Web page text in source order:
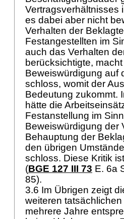
Vertragsverhältnisses
es dabei aber nicht
Verhalten der
Festangestellten im
auch das Verhalten
berücksichtigte,
Beweiswürdigung auf
schloss, womit der
Bedeutung zukommt.
hätte die
Festanstellung im
Beweiswürdigung der
Behauptung der
den übrigen
schloss. Diese Kritik
(BGE 127 III 73 E. 6a
85).
3.6 Im Übrigen zeigt
weiteren
mehrere Jahre